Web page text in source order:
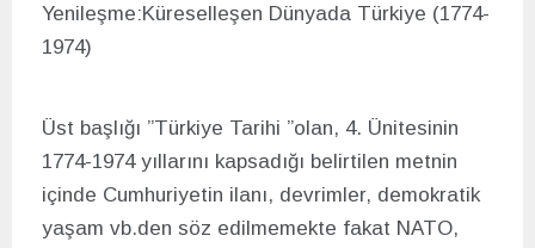
Yenileşme:Küreselleşen Dünyada Türkiye (1774-
1974)
Üst başlığı ”Türkiye Tarihi ”olan, 4. Ünitesinin
1774-1974 yıllarını kapsadığı belirtilen metnin
içinde Cumhuriyetin ilanı, devrimler, demokratik
yaşam vb.den söz edilmemekte fakat NATO,